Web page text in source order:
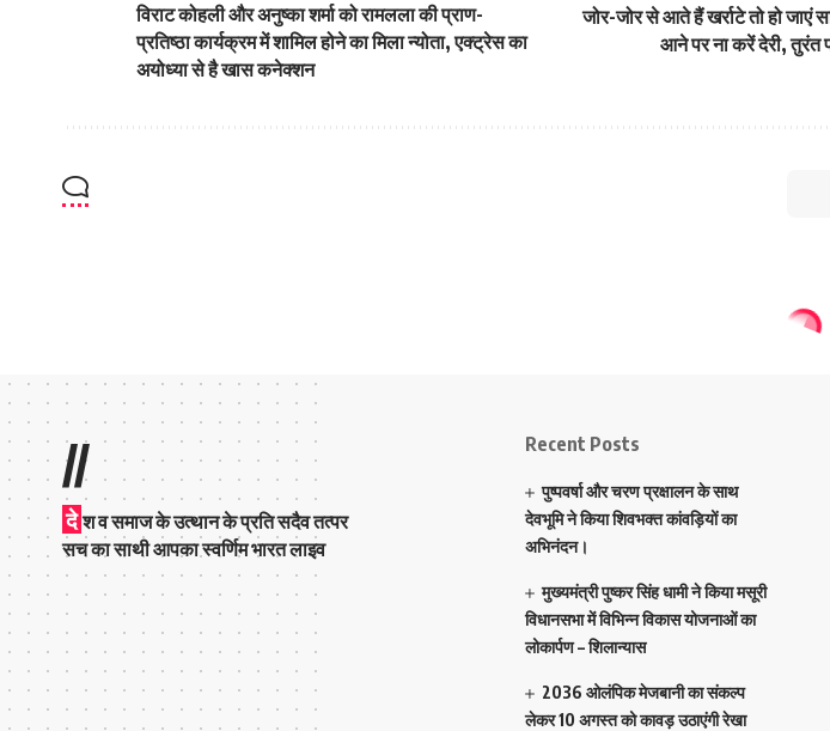
विराट कोहली और अनुष्का शर्मा को रामलला की प्राण-
प्रतिष्ठा कार्यक्रम में शामिल होने का मिला न्योता, एक्ट्रेस का
अयोध्या से है खास कनेक्शन
जोर-जोर से आते हैं खर्राटे तो हो जाएं
आने पर ना करें देरी, तुरंत
//
दे श व समाज के उत्थान के प्रति सदैव तत्पर
सच का साथी आपका स्वर्णिम भारत लाइव
Recent Posts
पुष्पवर्षा और चरण प्रक्षालन के साथ
देवभूमि ने किया शिवभक्त कांवड़ियों का
अभिनंदन।
मुख्यमंत्री पुष्कर सिंह धामी ने किया मसूरी
विधानसभा में विभिन्न विकास योजनाओं का
लोकार्पण – शिलान्यास
2036 ओलंपिक मेजबानी का संकल्प
लेकर 10 अगस्त को कावड़ उठाएंगी रेखा